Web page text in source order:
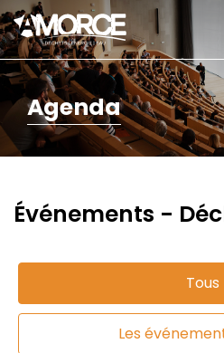
Agenda
Événements -
Tous
Les